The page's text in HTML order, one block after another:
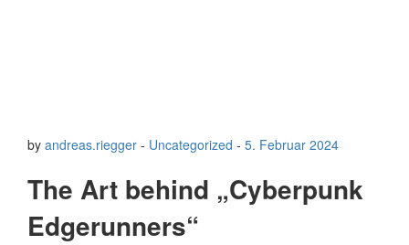
by andreas.riegger - Uncategorized - 5. Februar 2024
The Art behind „Cyberpunk
Edgerunners“